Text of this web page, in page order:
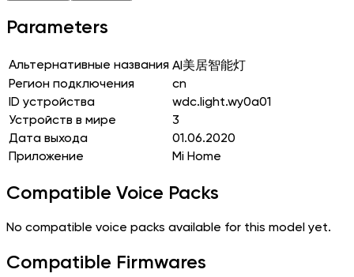
Parameters
Альтернативные названия AI美居智能灯
Регион подключения
cn
ID устройства
wdc.light.wy0a01
Устройств в мире
3
Дата выхода
01.06.2020
Приложение
Mi Home
Compatible Voice Packs
No compatible voice packs available for this model yet.
Compatible Firmwares